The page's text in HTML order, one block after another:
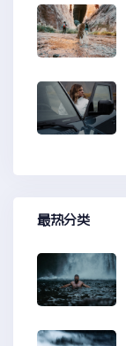
最热分类